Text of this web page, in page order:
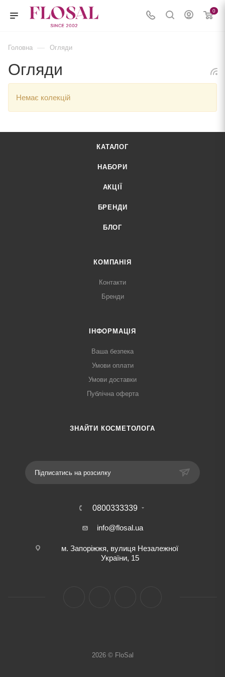
0
Головна — Огляди
Огляди
Немає колекцій
КАТАЛОГ
НАБОРИ
АКЦІЇ
БРЕНДИ
БЛОГ
КОМПАНІЯ
Контакти
Бренди
ІНФОРМАЦІЯ
Ваша безпека
Умови оплати
Умови доставки
Публічна оферта
ЗНАЙТИ КОСМЕТОЛОГА
Підписатись на розсилку
0800333339
info@flosal.ua
м. Запоріжжя, вулиця Незалежної
України, 15
2026 © FloSal